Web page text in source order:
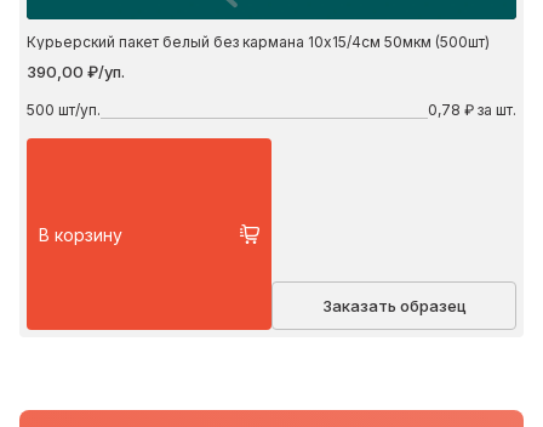
Курьерский пакет белый без кармана 10х15/4см 50мкм (500шт)
390,00 ₽/уп.
500 шт/уп. 0,78 ₽ за шт.
В корзину
Заказать образец